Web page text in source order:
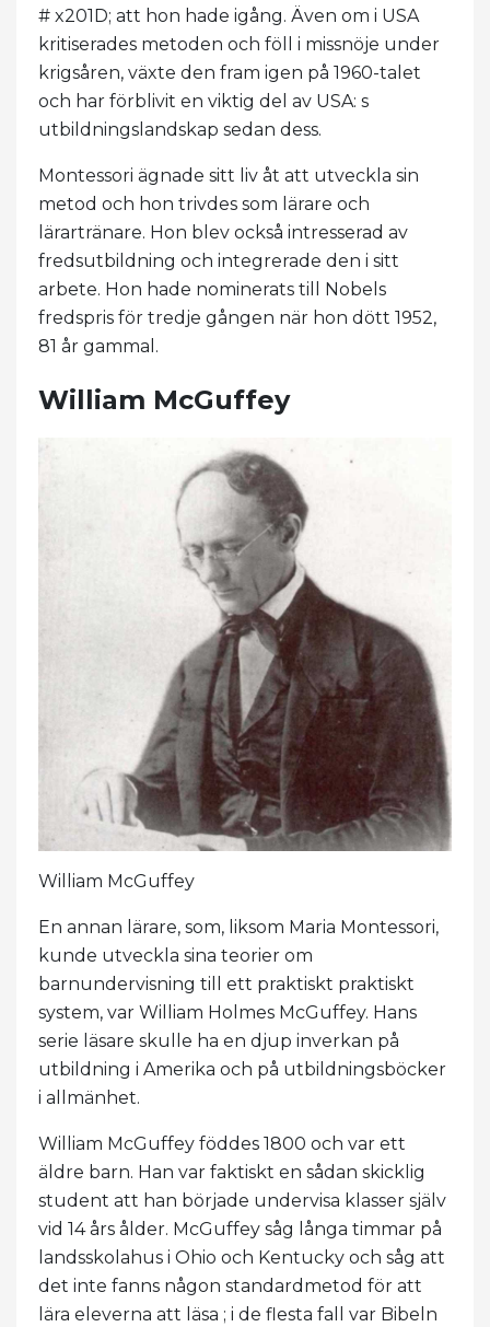
# x201D; att hon hade igång. Även om i USA
kritiserades metoden och föll i missnöje under
krigsåren, växte den fram igen på 1960-talet
och har förblivit en viktig del av USA: s
utbildningslandskap sedan dess.
Montessori ägnade sitt liv åt att utveckla sin
metod och hon trivdes som lärare och
lärartränare. Hon blev också intresserad av
fredsutbildning och integrerade den i sitt
arbete. Hon hade nominerats till Nobels
fredspris för tredje gången när hon dött 1952,
81 år gammal.
William McGuffey
William McGuffey
En annan lärare, som, liksom Maria Montessori,
kunde utveckla sina teorier om
barnundervisning till ett praktiskt praktiskt
system, var William Holmes McGuffey. Hans
serie läsare skulle ha en djup inverkan på
utbildning i Amerika och på utbildningsböcker
i allmänhet.
William McGuffey föddes 1800 och var ett
äldre barn. Han var faktiskt en sådan skicklig
student att han började undervisa klasser själv
vid 14 års ålder. McGuffey såg långa timmar på
landsskolahus i Ohio och Kentucky och såg att
det inte fanns någon standardmetod för att
lära eleverna att läsa ; i de flesta fall var Bibeln